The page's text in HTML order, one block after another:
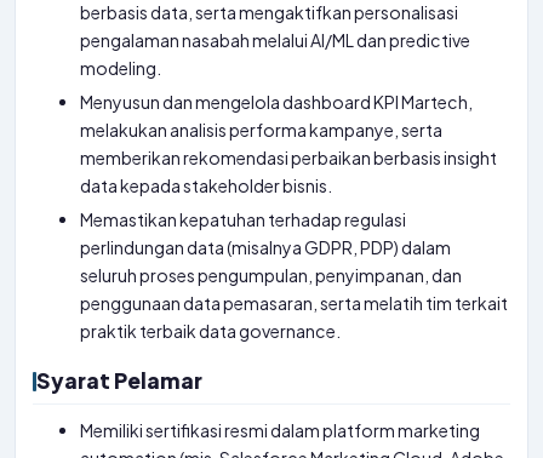
berbasis data, serta mengaktifkan personalisasi
pengalaman nasabah melalui AI/ML dan predictive
modeling.
Menyusun dan mengelola dashboard KPI Martech,
melakukan analisis performa kampanye, serta
memberikan rekomendasi perbaikan berbasis insight
data kepada stakeholder bisnis.
Memastikan kepatuhan terhadap regulasi
perlindungan data (misalnya GDPR, PDP) dalam
seluruh proses pengumpulan, penyimpanan, dan
penggunaan data pemasaran, serta melatih tim terkait
praktik terbaik data governance.
Syarat Pelamar
Memiliki sertifikasi resmi dalam platform marketing